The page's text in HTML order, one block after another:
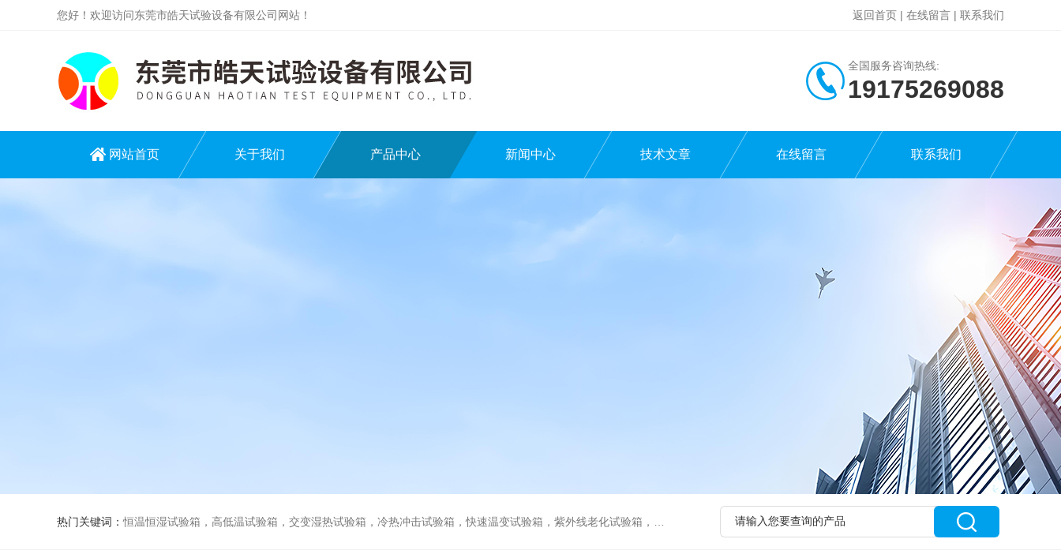
您好！欢迎访问东莞市皓天试验设备有限公司网站！ 返回首页 | 在线留言 | 联系我们
全国服务咨询热线:
19175269088
网站首页 关于我们 产品中心 新闻中心 技术文章 在线留言 联系我们
热门关键词：恒温恒湿试验箱，高低温试验箱，交变湿热试验箱，冷热冲击试验箱，快速温变试验箱，紫外线老化试验箱，步入式环境试验箱